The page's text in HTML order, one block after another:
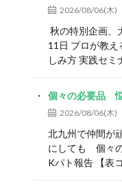
2026/08/06(木)
秋の特別企画、
11日 プロが教
しみ方 実践セミ
個々の必要品
2026/08/06(木)
北九州で仲間が
にしても 個々
Kパト報告 【表